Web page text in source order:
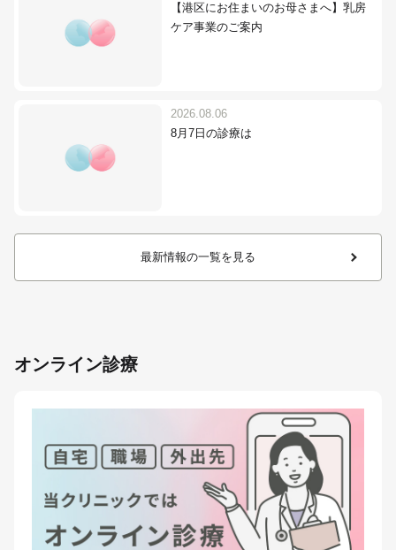
【港区にお住まいのお母さまへ】乳房
ケア事業のご案内
2026.08.06
8月7日の診療は
最新情報の一覧を見る
オンライン診療